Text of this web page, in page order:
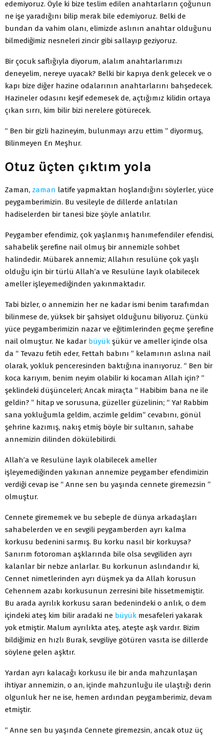
edemiyoruz. Öyle ki bize teslim edilen anahtarların çoğunun
ne işe yaradığını bilip merak bile edemiyoruz. Belki de
bundan da vahim olanı, elimizde aslının anahtar olduğunu
bilmediğimiz nesneleri zincir gibi sallayıp geziyoruz.
Bir çocuk saflığıyla diyorum, alalım anahtarlarımızı
deneyelim, nereye uyacak? Belki bir kapıya denk gelecek ve o
kapı bize diğer hazine odalarının anahtarlarını bahşedecek.
Hazineler odasını keşif edemesek de, açtığımız kilidin ortaya
çıkan sırrı, kim bilir bizi nerelere götürecek.
“ Ben bir gizli hazineyim, bulunmayı arzu ettim ” diyormuş,
Bilinmeyen En Meşhur.
Otuz üçten çıktım yola
Zaman, zaman latife yapmaktan hoşlandığını söylerler, yüce
peygamberimizin. Bu vesileyle de dillerde anlatılan
hadiselerden bir tanesi bize şöyle anlatılır.
Peygamber efendimiz, çok yaşlanmış hanımefendiler efendisi,
sahabelik şerefine nail olmuş bir annemizle sohbet
halindedir. Mübarek annemiz; Allahın resulüne çok yaşlı
olduğu için bir türlü Allah’a ve Resulüne layık olabilecek
ameller işleyemediğinden yakınmaktadır.
Tabi bizler, o annemizin her ne kadar ismi benim tarafımdan
bilinmese de, yüksek bir şahsiyet olduğunu biliyoruz. Çünkü
yüce peygamberimizin nazar ve eğitimlerinden geçme şerefine
nail olmuştur. Ne kadar büyük şükür ve ameller içinde olsa
da “ Tevazu fetih eder, Fettah babını ” kelamının aslına nail
olarak, yokluk penceresinden baktığına inanıyoruz. “ Ben bir
koca karıyım, benim neyim olabilir ki kocaman Allah için? ”
şeklindeki düşünceleri; Ancak miraçta “ Habibim bana ne ile
geldin? ” hitap ve sorusuna, güzeller güzelinin; “ Ya! Rabbim
sana yokluğumla geldim, aczimle geldim” cevabını, gönül
şehrine kazımış, nakış etmiş böyle bir sultanın, sahabe
annemizin dilinden dökülebilirdi.
Allah’a ve Resulüne layık olabilecek ameller
işleyemediğinden yakınan annemize peygamber efendimizin
verdiği cevap ise “ Anne sen bu yaşında cennete giremezsin ”
olmuştur.
Cennete girememek ve bu sebeple de dünya arkadaşları
sahabelerden ve en sevgili peygamberden ayrı kalma
korkusu bedenini sarmış. Bu korku nasıl bir korkuysa?
Sanırım fotoroman aşklarında bile olsa sevgiliden ayrı
kalanlar bir nebze anlarlar. Bu korkunun aslındandır ki,
Cennet nimetlerinden ayrı düşmek ya da Allah korusun
Cehennem azabı korkusunun zerresini bile hissetmemiştir.
Bu arada ayrılık korkusu saran bedenindeki o anlık, o dem
içindeki ateş kim bilir aradaki ne büyük mesafeleri yakarak
yok etmiştir. Malum ayrılıkta ateş, ateşte aşk vardır. Bizim
bildiğimiz en hızlı Burak, sevgiliye götüren vasıta ise dillerde
söylene gelen aşktır.
Yardan ayrı kalacağı korkusu ile bir anda mahzunlaşan
ihtiyar annemizin, o an, içinde mahzunluğu ile ulaştığı derin
olgunluk her ne ise, hemen ardından peygamberimiz, devam
etmiştir.
“ Anne sen bu yaşında Cennete giremezsin, ancak otuz üç